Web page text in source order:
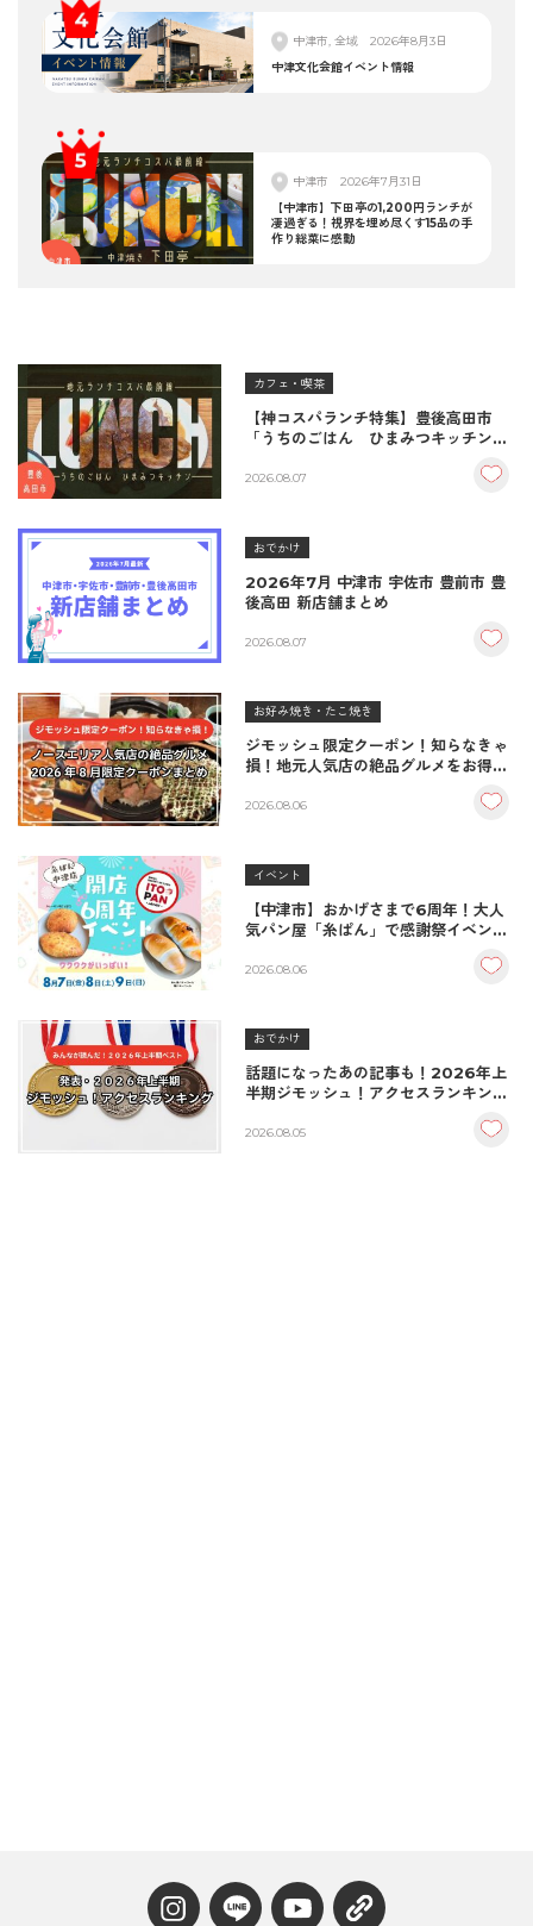
中津市, 全域
2026年8月3日
中津文化会館イベント情報
中津市
2026年7月31日
【中津市】下田亭の1,200円ランチが
凄過ぎる！視界を埋め尽くす15品の手
作り総菜に感動
カフェ・喫茶
【神コスパランチ特集】豊後高田市
「うちのごはん ひまみつキッチン」
＆生姜焼き！
2026.08.07
おでかけ
2026年7月 中津市 宇佐市 豊前市 豊
後高田 新店舗まとめ
2026.08.07
お好み焼き・たこ焼き
ジモッシュ限定クーポン！知らなきゃ
損！地元人気店の絶品グルメをお得に
2026.08.06
イベント
【中津市】おかげさまで6周年！大人
気パン屋「糸ぱん」で感謝祭イベント
♪（8/7〜8/9）
2026.08.06
おでかけ
話題になったあの記事も！2026年上
半期ジモッシュ！アクセスランキング
2026.08.05